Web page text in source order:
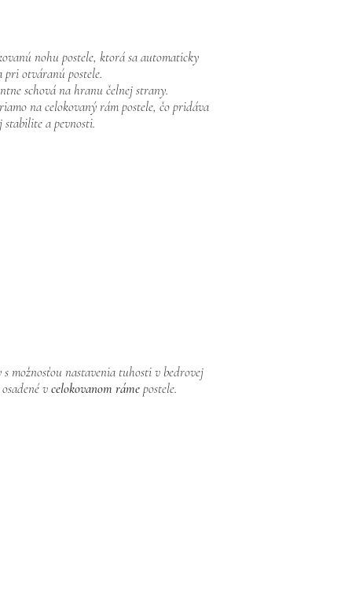
nohu postele, ktorá sa automaticky
pri otváranú postele.
schová na hranu čelnej strany.
na celokovaný rám postele, čo pridáva
stabilite a pevnosti.
s možnosťou nastavenia tuhosti v bedrovej
vcelokovanom rámepostele.